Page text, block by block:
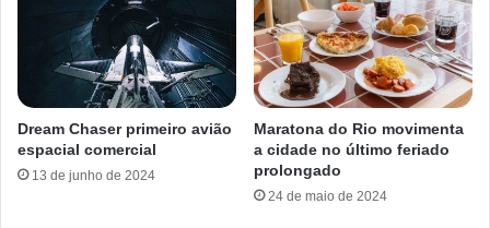
Dream Chaser primeiro avião
espacial comercial
13 de junho de 2024
Maratona do Rio movimenta
a cidade no último feriado
prolongado
24 de maio de 2024